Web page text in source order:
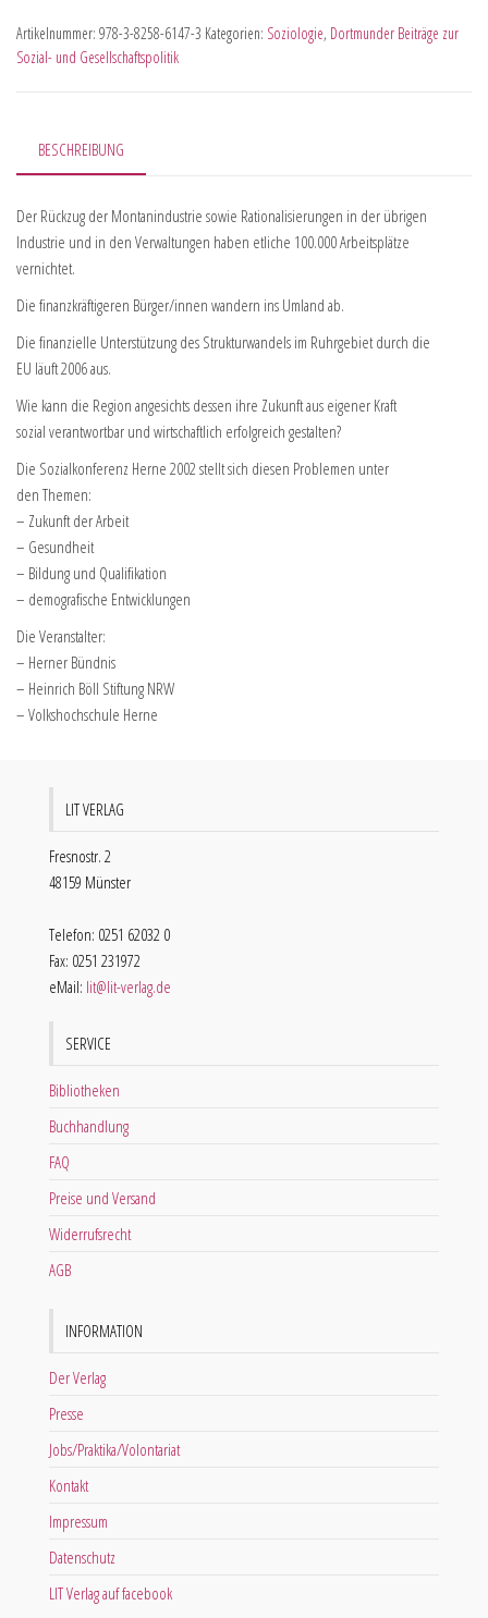
Artikelnummer: 978-3-8258-6147-3 Kategorien: Soziologie, Dortmunder Beiträge zur
Sozial- und Gesellschaftspolitik
BESCHREIBUNG
Der Rückzug der Montanindustrie sowie Rationalisierungen in der übrigen
Industrie und in den Verwaltungen haben etliche 100.000 Arbeitsplätze
vernichtet.
Die finanzkräftigeren Bürger/innen wandern ins Umland ab.
Die finanzielle Unterstützung des Strukturwandels im Ruhrgebiet durch die
EU läuft 2006 aus.
Wie kann die Region angesichts dessen ihre Zukunft aus eigener Kraft
sozial verantwortbar und wirtschaftlich erfolgreich gestalten?
Die Sozialkonferenz Herne 2002 stellt sich diesen Problemen unter
den Themen:
– Zukunft der Arbeit
– Gesundheit
– Bildung und Qualifikation
– demografische Entwicklungen
Die Veranstalter:
– Herner Bündnis
– Heinrich Böll Stiftung NRW
– Volkshochschule Herne
LIT VERLAG
Fresnostr. 2
48159 Münster
Telefon: 0251 62032 0
Fax: 0251 231972
eMail: lit@lit-verlag.de
SERVICE
Bibliotheken
Buchhandlung
FAQ
Preise und Versand
Widerrufsrecht
AGB
INFORMATION
Der Verlag
Presse
Jobs/Praktika/Volontariat
Kontakt
Impressum
Datenschutz
LIT Verlag auf facebook